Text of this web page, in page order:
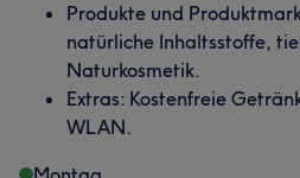
Produkte und
natürliche Inhaltsstoffe,
Naturkosmetik.
Extras: Kostenfreie
WLAN.